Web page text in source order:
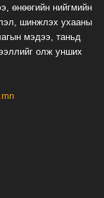
өнөөгийн нийгмийн
шинжлэх ухааны
мэдээ, таньд
олж унших